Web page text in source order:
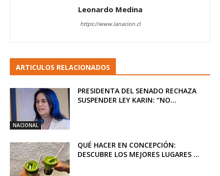
Leonardo Medina
https://www.lanacion.cl
ARTICULOS RELACIONADOS
NACIONAL
PRESIDENTA DEL SENADO RECHAZA
SUSPENDER LEY KARIN: “NO...
QUÉ HACER EN CONCEPCIÓN:
DESCUBRE LOS MEJORES LUGARES ...